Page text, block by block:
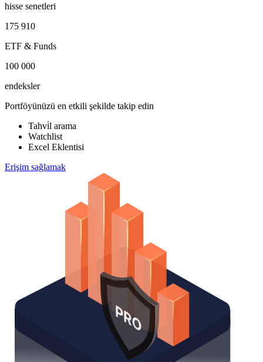
hisse senetleri
175 910
ETF & Funds
100 000
endeksler
Portföyünüzü en etkili şekilde takip edin
Tahvi̇l arama
Watchlist
Excel Eklentisi
Erişim sağlamak